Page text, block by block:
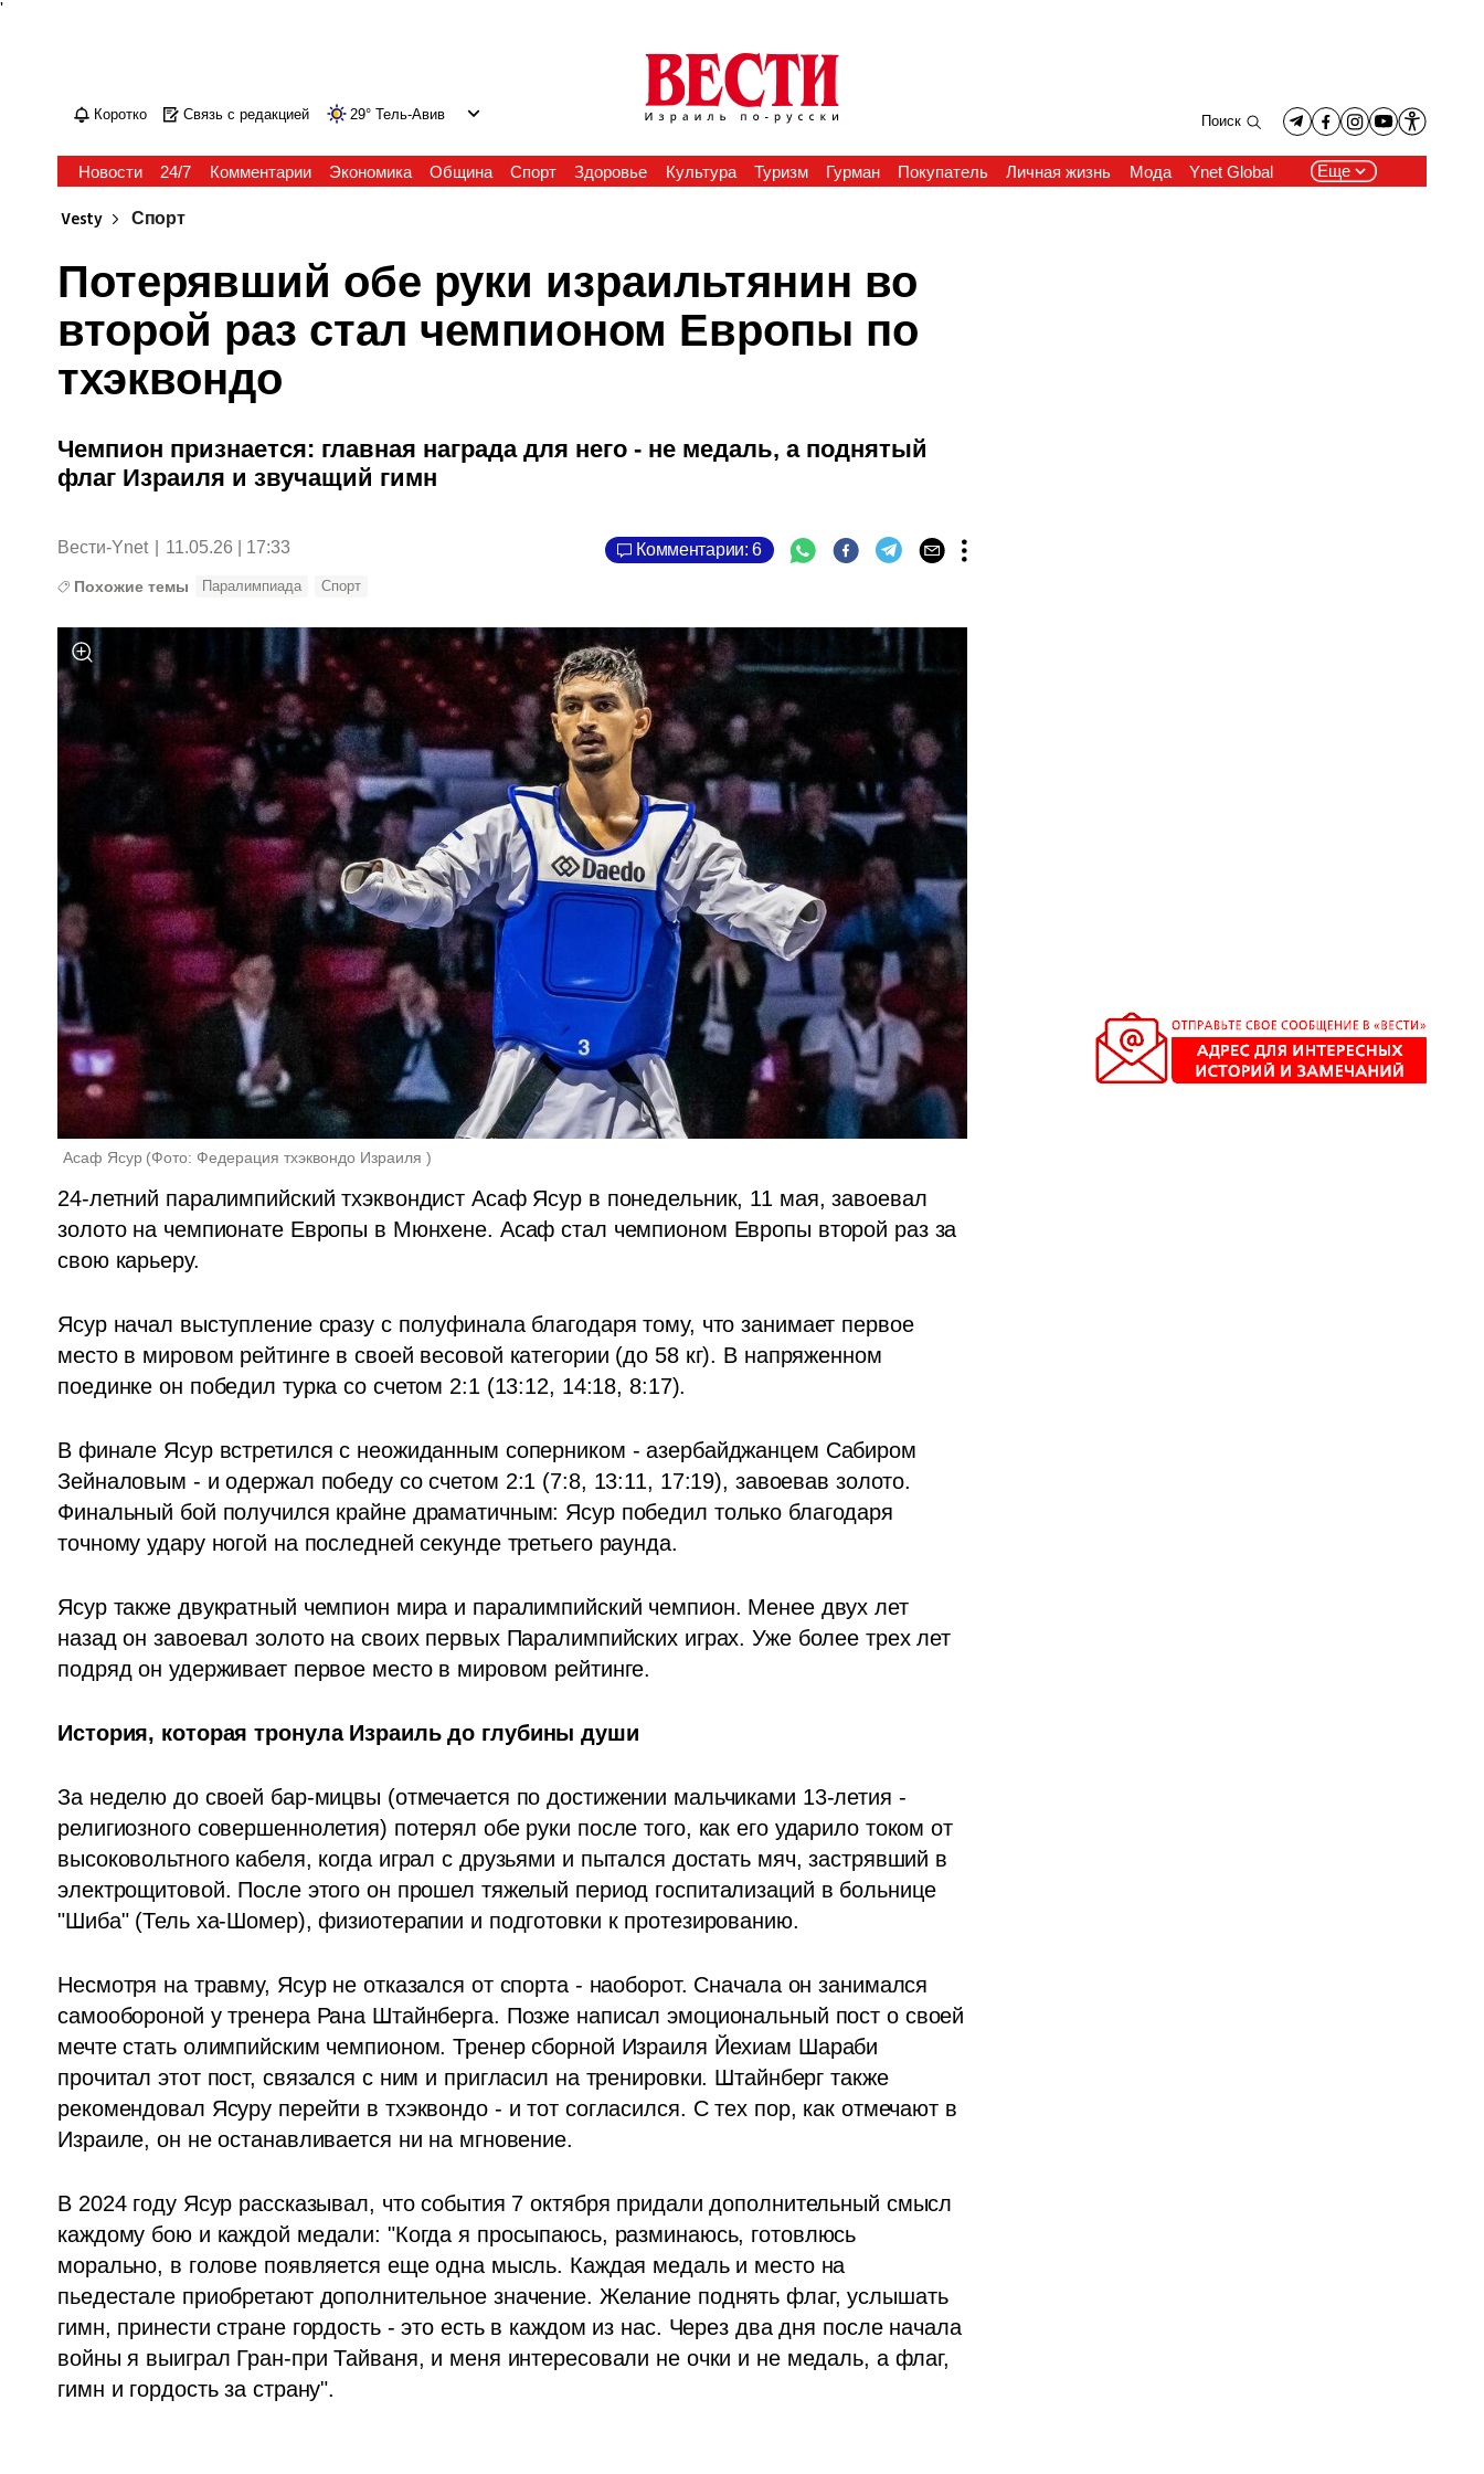
'
Коротко Связь с редакцией 29° Тель-Авив Поиск
Новости 24/7 Комментарии Экономика Община Спорт Здоровье Культура Туризм Гурман Покупатель Личная жизнь Мода Ynet Global Еще
Vesty Спорт
Потерявший обе руки израильтянин во
второй раз стал чемпионом Европы по
тхэквондо
Чемпион признается: главная награда для него - не медаль, а поднятый
флаг Израиля и звучащий гимн
Вести-Ynet 11.05.26 | 17:33 Комментарии: 6
Похожие темы Паралимпиада Спорт
Асаф Ясур (Фото: Федерация тхэквондо Израиля )
24-летний паралимпийский тхэквондист Асаф Ясур в понедельник, 11 мая, завоевал
золото на чемпионате Европы в Мюнхене. Асаф стал чемпионом Европы второй раз за
свою карьеру.
Ясур начал выступление сразу с полуфинала благодаря тому, что занимает первое
место в мировом рейтинге в своей весовой категории (до 58 кг). В напряженном
поединке он победил турка со счетом 2:1 (13:12, 14:18, 8:17).
В финале Ясур встретился с неожиданным соперником - азербайджанцем Сабиром
Зейналовым - и одержал победу со счетом 2:1 (7:8, 13:11, 17:19), завоевав золото.
Финальный бой получился крайне драматичным: Ясур победил только благодаря
точному удару ногой на последней секунде третьего раунда.
Ясур также двукратный чемпион мира и паралимпийский чемпион. Менее двух лет
назад он завоевал золото на своих первых Паралимпийских играх. Уже более трех лет
подряд он удерживает первое место в мировом рейтинге.
История, которая тронула Израиль до глубины души
За неделю до своей бар-мицвы (отмечается по достижении мальчиками 13-летия -
религиозного совершеннолетия) потерял обе руки после того, как его ударило током от
высоковольтного кабеля, когда играл с друзьями и пытался достать мяч, застрявший в
электрощитовой. После этого он прошел тяжелый период госпитализаций в больнице
"Шиба" (Тель ха-Шомер), физиотерапии и подготовки к протезированию.
Несмотря на травму, Ясур не отказался от спорта - наоборот. Сначала он занимался
самообороной у тренера Рана Штайнберга. Позже написал эмоциональный пост о своей
мечте стать олимпийским чемпионом. Тренер сборной Израиля Йехиам Шараби
прочитал этот пост, связался с ним и пригласил на тренировки. Штайнберг также
рекомендовал Ясуру перейти в тхэквондо - и тот согласился. С тех пор, как отмечают в
Израиле, он не останавливается ни на мгновение.
В 2024 году Ясур рассказывал, что события 7 октября придали дополнительный смысл
каждому бою и каждой медали: "Когда я просыпаюсь, разминаюсь, готовлюсь
морально, в голове появляется еще одна мысль. Каждая медаль и место на
пьедестале приобретают дополнительное значение. Желание поднять флаг, услышать
гимн, принести стране гордость - это есть в каждом из нас. Через два дня после начала
войны я выиграл Гран-при Тайваня, и меня интересовали не очки и не медаль, а флаг,
гимн и гордость за страну".